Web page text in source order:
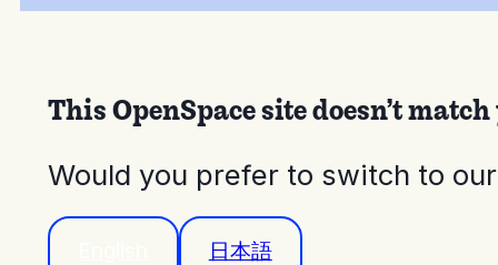
This OpenSpace site doesn’t
Would you prefer to switch to
日本語